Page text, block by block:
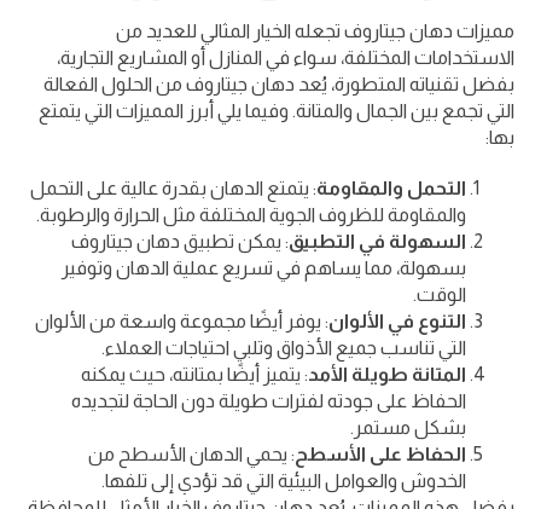
مميزات دهان جيتاروف تجعله الخيار المثالي للعديد من
الاستخدامات المختلفة، سواء في المنازل أو المشاريع التجارية،
بفضل تقنياته المتطورة، يُعد دهان جيتاروف من الحلول الفعالة
التي تجمع بين الجمال والمتانة. وفيما يلي أبرز المميزات التي يتمتع
بها:
التحمل والمقاومة: يتمتع الدهان بقدرة عالية على التحمل
والمقاومة للظروف الجوية المختلفة مثل الحرارة والرطوبة.
السهولة في التطبيق: يمكن تطبيق دهان جيتاروف
بسهولة، مما يساهم في تسريع عملية الدهان وتوفير
الوقت.
التنوع في الألوان: يوفر أيضًا مجموعة واسعة من الألوان
التي تناسب جميع الأذواق وتلبي احتياجات العملاء.
المتانة طويلة الأمد: يتميز أيضًا بمتانته، حيث يمكنه
الحفاظ على جودته لفترات طويلة دون الحاجة لتجديده
بشكل مستمر.
الحفاظ على الأسطح : يحمي الدهان الأسطح من
الخدوش والعوامل البيئية التي قد تؤدي إلى تلفها.